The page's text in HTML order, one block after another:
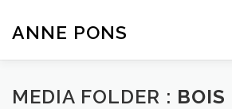
contenu
ANNE PONS
ACTUALITÉ TRAVAUX
MEDIA FOLDER : BOIS